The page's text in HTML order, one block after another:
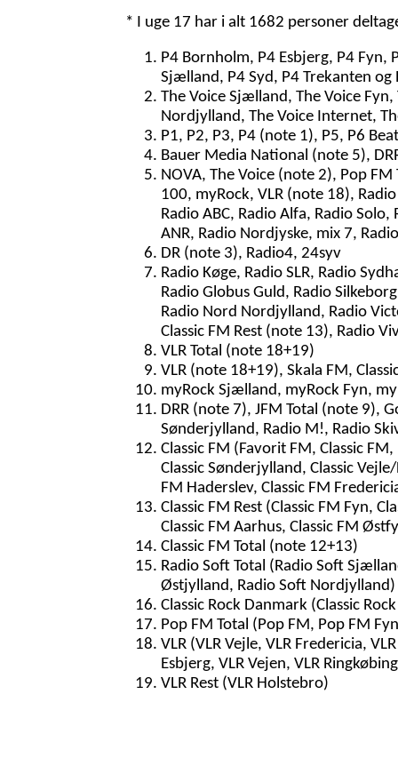
* I uge 17 har i alt 1682 personer
P4 Bornholm, P4 Esbjerg, P4
Sjælland, P4 Syd, P4 Trekanten
The Voice Sjælland, The Voice
Nordjylland, The Voice Internet,
P1, P2, P3, P4 (note 1), P5, P6
Bauer Media National (note 5),
NOVA, The Voice (note 2), Pop
100, myRock, VLR (note 18),
Radio ABC, Radio Alfa, Radio
ANR, Radio Nordjyske, mix 7,
DR (note 3), Radio4, 24syv
Radio Køge, Radio SLR, Radio
Radio Globus Guld, Radio
Radio Nord Nordjylland, Radio
Classic FM Rest (note 13), Radio
VLR Total (note 18+19)
VLR (note 18+19), Skala FM,
myRock Sjælland, myRock Fyn,
DRR (note 7), JFM Total (note 9),
Sønderjylland, Radio M!, Radio
Classic FM (Favorit FM, Classic
Classic Sønderjylland, Classic
FM Haderslev, Classic FM
Classic FM Rest (Classic FM Fyn,
Classic FM Aarhus, Classic FM
Classic FM Total (note 12+13)
Radio Soft Total (Radio Soft
Østjylland, Radio Soft Nordjylland)
Classic Rock Danmark (Classic
Pop FM Total (Pop FM, Pop FM
VLR (VLR Vejle, VLR Fredericia,
Esbjerg, VLR Vejen, VLR
VLR Rest (VLR Holstebro)